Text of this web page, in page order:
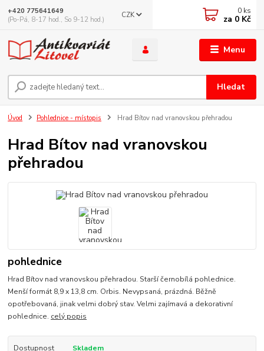
Menu
CZK
Hledat
+420 775641649
(Po-Pá, 8-17 hod., So 9-12 hod.)
0 ks
za 0 Kč
Úvod Pohlednice - místopis Hrad Bítov nad vranovskou přehradou
Hrad Bítov nad vranovskou
přehradou
pohlednice
Hrad Bítov nad vranovskou přehradou. Starší černobílá pohlednice.
Menší formát 8,9 x 13,8 cm. Orbis. Nevypsaná, prázdná. Běžně
opotřebovaná, jinak velmi dobrý stav. Velmi zajímavá a dekorativní
pohlednice. celý popis
Dostupnost Skladem